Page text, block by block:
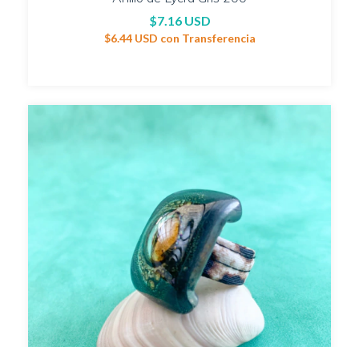
$7.16 USD
$6.44 USD con Transferencia